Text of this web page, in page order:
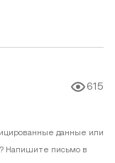
615
данные или
Напишите письмо в